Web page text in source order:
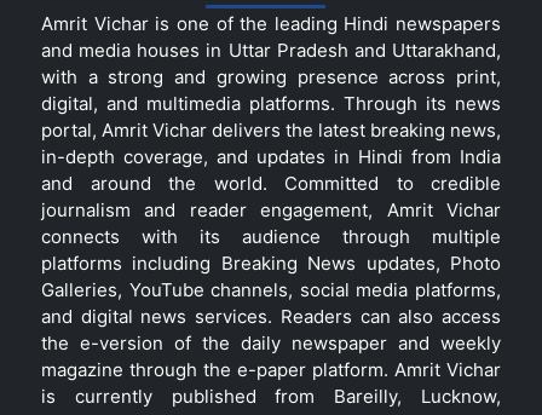
Amrit Vichar is one of the leading Hindi newspapers
and media houses in Uttar Pradesh and Uttarakhand,
with a strong and growing presence across print,
digital, and multimedia platforms. Through its news
portal, Amrit Vichar delivers the latest breaking news,
in-depth coverage, and updates in Hindi from India
and around the world. Committed to credible
journalism and reader engagement, Amrit Vichar
connects with its audience through multiple
platforms including Breaking News updates, Photo
Galleries, YouTube channels, social media platforms,
and digital news services. Readers can also access
the e-version of the daily newspaper and weekly
magazine through the e-paper platform. Amrit Vichar
is currently published from Bareilly, Lucknow,